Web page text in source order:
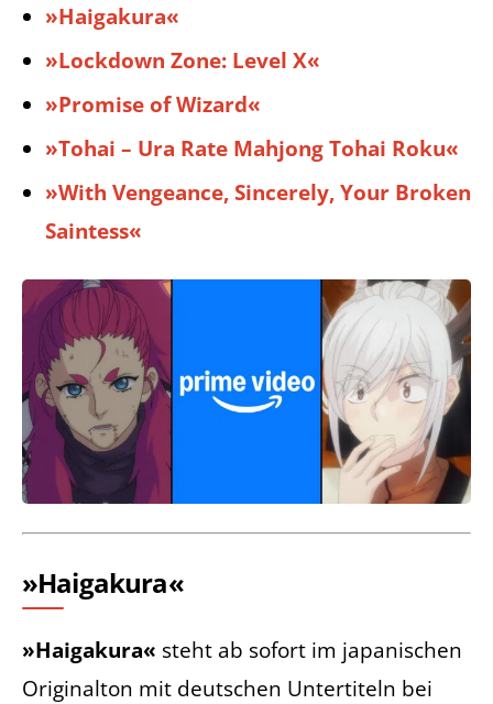
»Haigakura«
»Lockdown Zone: Level X«
»Promise of Wizard«
»Tohai – Ura Rate Mahjong Tohai Roku«
»With Vengeance, Sincerely, Your Broken
Saintess«
»Haigakura«
»Haigakura« steht ab sofort im japanischen
Originalton mit deutschen Untertiteln bei